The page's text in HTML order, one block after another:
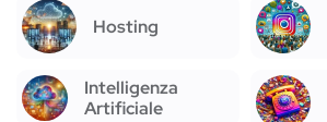
Hosting
Intelligenza
Artificiale